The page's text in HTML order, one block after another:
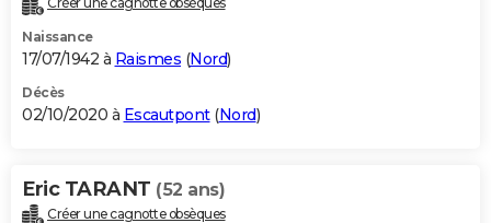
Dictionnaire
Biographies
Citations
Expressions
Proverbes
PROGRAMME TV
S'inscrire
Se connecter
Lycées
Collèges
Primaires
Universités
Entreprises
Service militaire
Avis de recherche
AVIS DE DÉCÈS
Bricolage
Lifestyle
Culture
Sport
Auto
Television
Voyage
Cinema
Naissance
17/07/1942 à Raismes (Nord)
Décès
02/10/2020 à Escautpont(Nord)
Eric TARANT (52 ans)
Créer une cagnotte obsèques